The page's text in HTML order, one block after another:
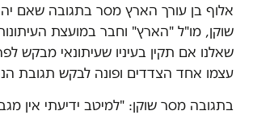
אלוף בן עורך הארץ מסר בתגובה שאם
שוקן, מו"ל "הארץ" וחבר במועצת
שאלנו אם תקין בעיניו שעיתונאי
עצמו אחד הצדדים ופונה לבקש תגובת
בתגובה מסר שוקן: "למיטב ידיעתי אין